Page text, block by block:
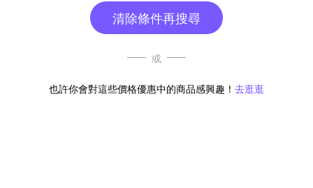
清除條件再搜尋
或
也許你會對這些價格優惠中的商品感興趣！ 去逛逛